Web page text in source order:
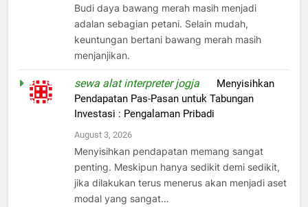
Budi daya bawang merah masih menjadi
adalan sebagian petani. Selain mudah,
keuntungan bertani bawang merah masih
menjanjikan.
sewa alat interpreter jogja
Menyisihkan
Pendapatan Pas-Pasan untuk Tabungan
Investasi : Pengalaman Pribadi
August 3, 2026
Menyisihkan pendapatan memang sangat
penting. Meskipun hanya sedikit demi sedikit,
jika dilakukan terus menerus akan menjadi aset
modal yang sangat…